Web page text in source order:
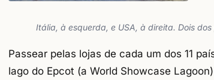
Itália, à esquerda, e USA, à direita. Dois
Passear pelas lojas de cada um dos 11
lago do Epcot (a World Showcase